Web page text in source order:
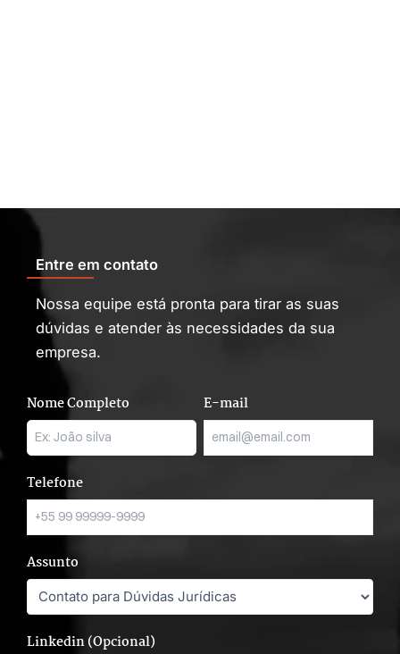
Entre em contato
Nossa equipe está pronta para tirar as suas
dúvidas e atender às necessidades da sua
empresa.
Nome Completo E-mail
Telefone
Assunto
Linkedin (Opcional)